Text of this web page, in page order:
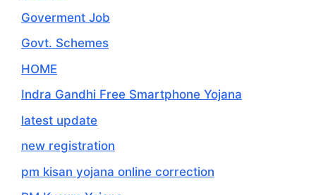
Goverment Job
Govt. Schemes
HOME
Indra Gandhi Free Smartphone Yojana
latest update
new registration
pm kisan yojana online correction